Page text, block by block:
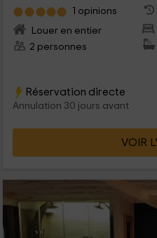
1 opinions
Louer en entier
2 personnes
Réservation directe
Annulation 30 jours avant
VOIR